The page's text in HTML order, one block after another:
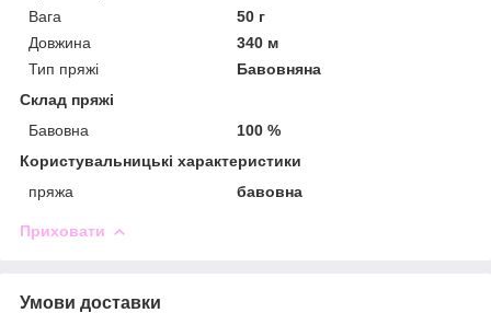
Вага
50 г
Довжина
340 м
Тип пряжі
Бавовняна
Склад пряжі
Бавовна
100 %
Користувальницькі характеристики
пряжа
бавовна
Приховати
Умови доставки